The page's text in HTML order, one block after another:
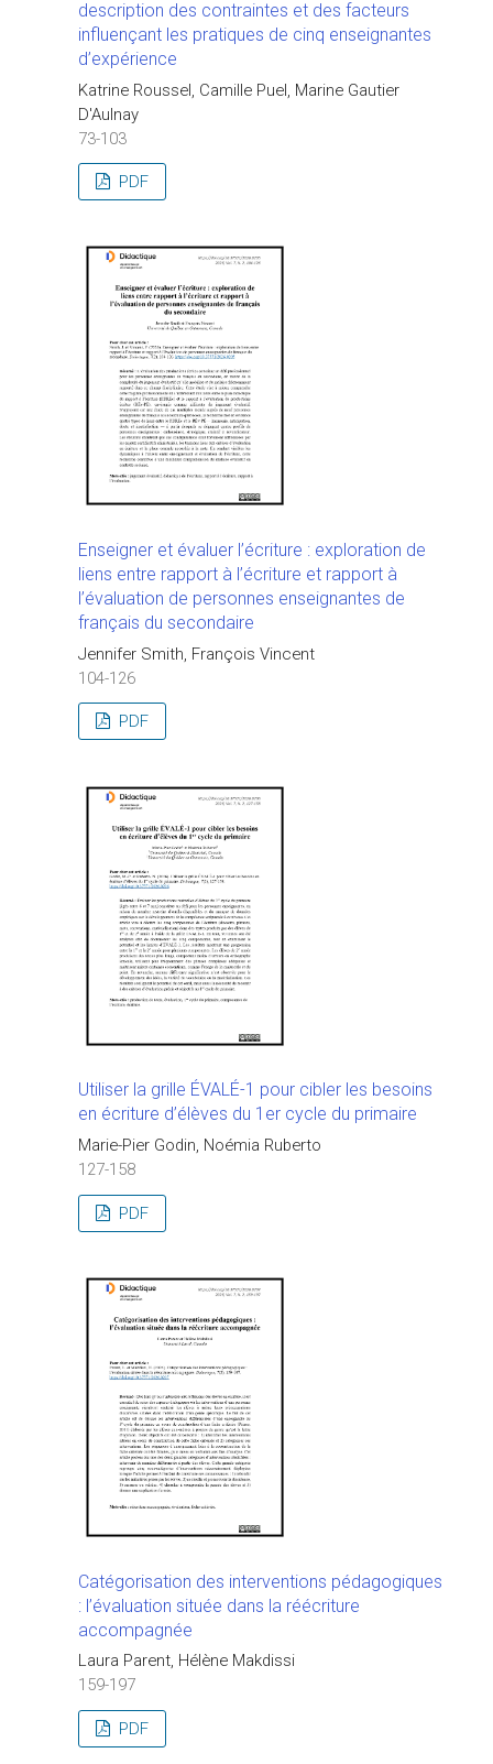
description des contraintes et des facteurs
influençant les pratiques de cinq enseignantes
d’expérience
Katrine Roussel, Camille Puel, Marine Gautier
D'Aulnay
73-103
PDF
Enseigner et évaluer l’écriture : exploration de
liens entre rapport à l’écriture et rapport à
l’évaluation de personnes enseignantes de
français du secondaire
Jennifer Smith, François Vincent
104-126
PDF
Utiliser la grille ÉVALÉ-1 pour cibler les besoins
en écriture d’élèves du 1er cycle du primaire
Marie-Pier Godin, Noémia Ruberto
127-158
PDF
Catégorisation des interventions pédagogiques
: l’évaluation située dans la réécriture
accompagnée
Laura Parent, Hélène Makdissi
159-197
PDF